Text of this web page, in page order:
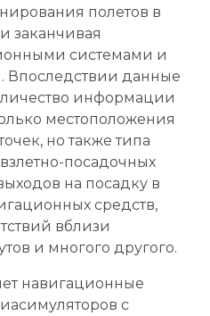
полетов в
заканчивая
системами и
Впоследствии данные
информации
местоположения
но также типа
посадочных
на посадку в
средств,
вблизи
и многого другого.
навигационные
с